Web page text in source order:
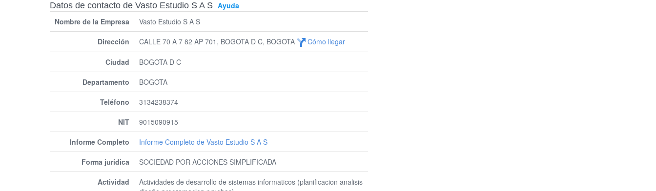
Datos de contacto de Vasto Estudio S A S Ayuda
Nombre de la Empresa
Vasto Estudio S A S
Dirección CALLE 70 A 7 82 AP 701, BOGOTA D C, BOGOTA Cómo llegar
Ciudad BOGOTA D C
Departamento BOGOTA
Teléfono 3134238374
NIT 9015090915
Informe Completo Informe Completo de Vasto Estudio S A S
Forma jurídica SOCIEDAD POR ACCIONES SIMPLIFICADA
Actividad
Actividades de desarrollo de sistemas informaticos (planificacion analisis